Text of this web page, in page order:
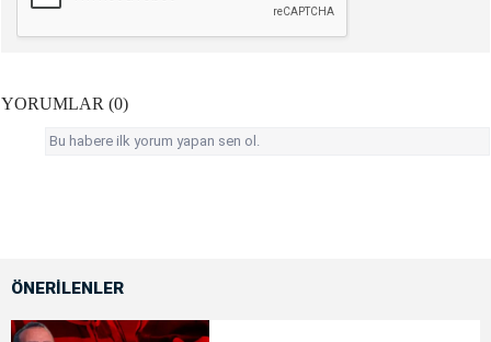
YORUMLAR (0)
Bu habere ilk yorum yapan sen ol.
ÖNERİLENLER